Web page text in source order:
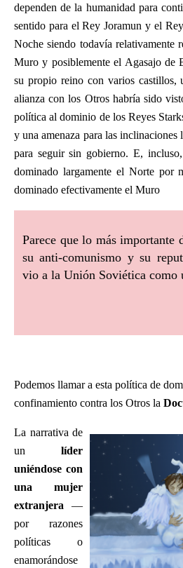
dependen de la humanidad para
sentido para el Rey Joramun y el
Noche siendo todavía relativamente
Muro y posiblemente el Agasajo de
su propio reino con varios castillos,
alianza con los Otros habría sido
política al dominio de los Reyes
y una amenaza para las
para seguir sin gobierno. E,
dominado largamente el Norte por
dominado efectivamente el Muro
Parece que lo más importante
su anti-comunismo y su
vio a la Unión Soviética como
Podemos llamar a esta política de
confinamiento contra los Otros la
La narrativa de
un líder
uniéndose con
una mujer
extranjera —
por razones
políticas o
enamorándose